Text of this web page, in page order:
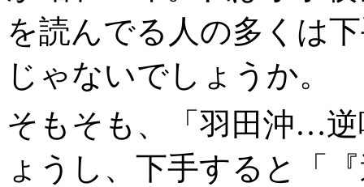
を読んでる人の多くは
じゃないでしょうか。
そもそも、「羽田沖…
ょうし、下手すると「